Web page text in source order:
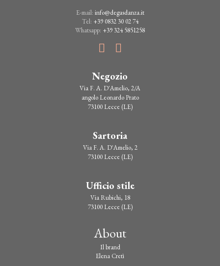
possono
essere
scelte
pagina
E-mail: info@degasdanza.it
Tel: +39 0832 30 02 74
Whatsapp: +39 324 5851258
Negozio
Via F. A. D'Amelio, 2/A
angolo Leonardo Prato
73100 Lecce (LE)
Sartoria
Via F. A. D'Amelio, 2
73100 Lecce (LE)
Ufficio stile
Via Rubichi, 18
73100 Lecce (LE)
About
Il brand
Elena Cretì